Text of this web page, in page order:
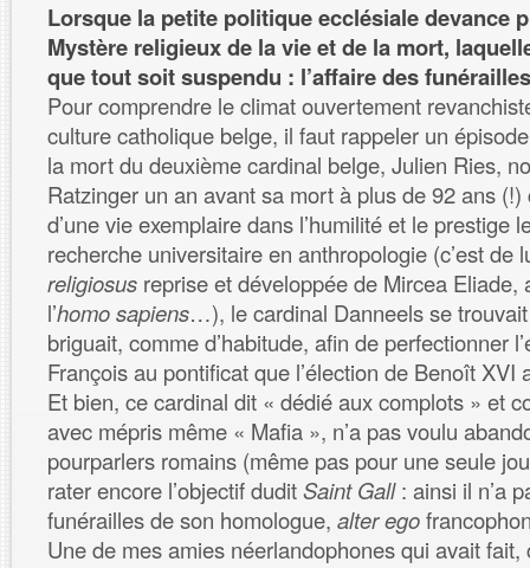
Lorsque la petite politique ecclésiale devance
Mystère religieux de la vie et de la mort,
que tout soit suspendu : l’affaire des
Pour comprendre le climat ouvertement
culture catholique belge, il faut rappeler un
la mort du deuxième cardinal belge, Julien Ries,
Ratzinger un an avant sa mort à plus de 92 ans
d’une vie exemplaire dans l’humilité et le prestige
recherche universitaire en anthropologie (c’est de
religiosus reprise et développée de Mircea Eliade,
l’homo sapiens…), le cardinal Danneels se
briguait, comme d’habitude, afin de perfectionner
François au pontificat que l’élection de Benoît XVI
Et bien, ce cardinal dit « dédié aux complots » et
avec mépris même « Mafia », n’a pas voulu
pourparlers romains (même pas pour une seule
rater encore l’objectif duditSaint Gall: ainsi il n’a
funérailles de son homologue, alter ego
Une de mes amies néerlandophones qui avait